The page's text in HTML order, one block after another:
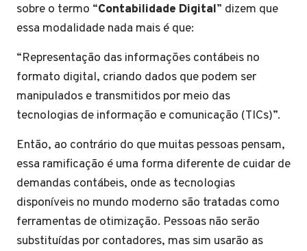
sobre o termo “Contabilidade Digital” dizem que
essa modalidade nada mais é que:
“Representação das informações contábeis no
formato digital, criando dados que podem ser
manipulados e transmitidos por meio das
tecnologias de informação e comunicação (TICs)”.
Então, ao contrário do que muitas pessoas pensam,
essa ramificação é uma forma diferente de cuidar de
demandas contábeis, onde as tecnologias
disponíveis no mundo moderno são tratadas como
ferramentas de otimização. Pessoas não serão
substituídas por contadores, mas sim usarão as